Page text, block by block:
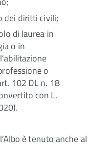
dei diritti civili;
di laurea in
o in
o
102 DL n. 18
con L.
è tenuto anche al